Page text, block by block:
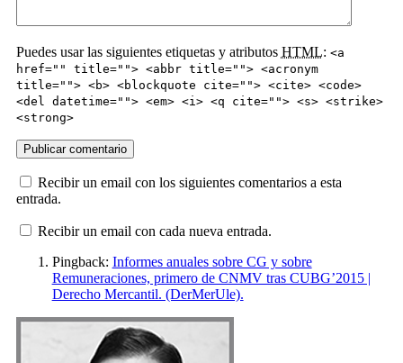
Puedes usar las siguientes etiquetas y atributos HTML: <a
href="" title=""> <abbr title=""> <acronym
title=""> <b> <blockquote cite=""> <cite> <code>
<del datetime=""> <em> <i> <q cite=""> <s> <strike>
<strong>
Recibir un email con los siguientes comentarios a esta
entrada.
Recibir un email con cada nueva entrada.
Pingback: Informes anuales sobre CG y sobre
Remuneraciones, primero de CNMV tras CUBG’2015 |
Derecho Mercantil. (DerMerUle).